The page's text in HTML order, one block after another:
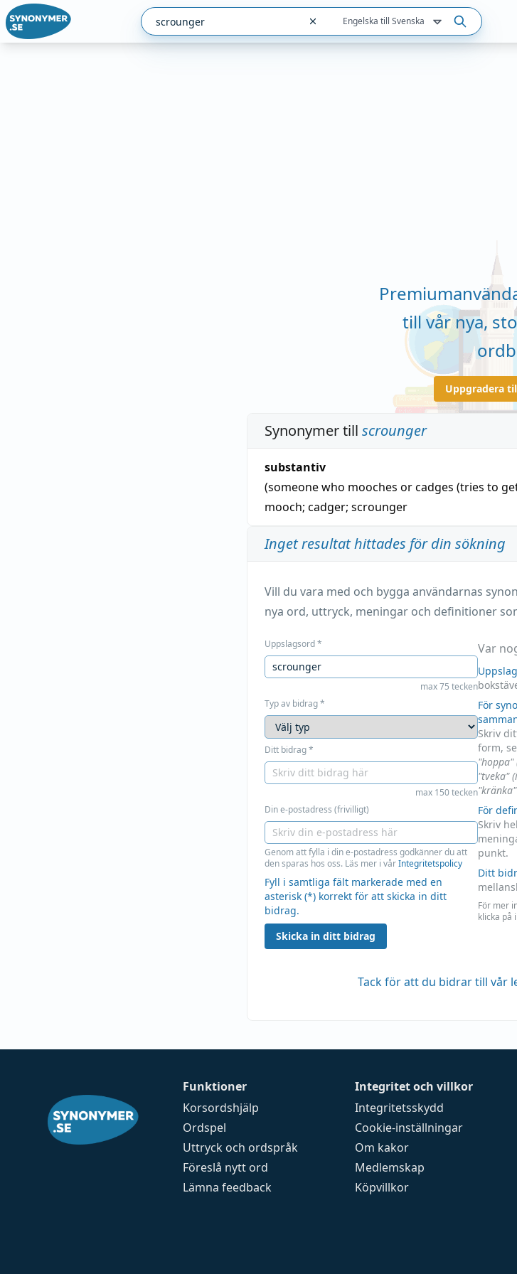
Engelska till Svenska
till vår nya,
Uppgradera
Synonymer till scrounger
substantiv
(someone who mooches or cadges (tries to
mooch; cadger; scrounger
Inget resultat hittades för din sökning
Vill du vara med och bygga användarnas
nya ord, uttryck, meningar och definitioner
Uppslagsord*
max 75 tecken
Typ av bidrag*
Ditt bidrag*
max 150 tecken
Din e-postadress (frivilligt)
Genom att fylla i din e-postadress godkänner du att
den sparas hos oss. Läs mer i vårIntegritetspolicy
Fyll i samtliga fält markerade med en
asterisk (*) korrekt för att skicka in ditt
bidrag.
Skicka in ditt bidrag
Var
För
Skriv
form,
"hoppa"
"tveka"
För
Skriv
punkt.
Ditt
För mer
klicka på
Tack för att du bidrar till vår
Funktioner
Korsordshjälp
Ordspel
Uttryck och ordspråk
Föreslå nytt ord
Lämna feedback
Integritet och villkor
Integritetsskydd
Cookie-inställningar
Om kakor
Medlemskap
Köpvillkor